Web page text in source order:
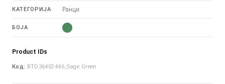
КАТЕГОРИЈА Ранци
БОЈА
Product IDs
Код: BTD36402446_Sage Green